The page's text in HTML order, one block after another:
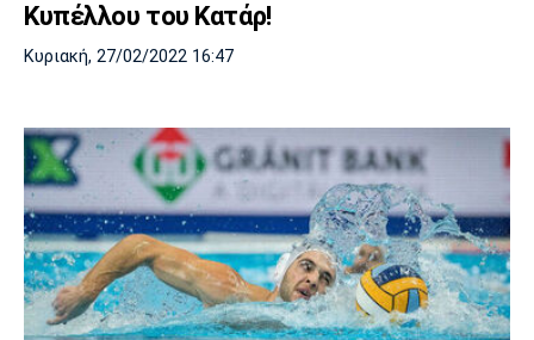
Κυπέλλου του Κατάρ!
Κυριακή, 27/02/2022 16:47